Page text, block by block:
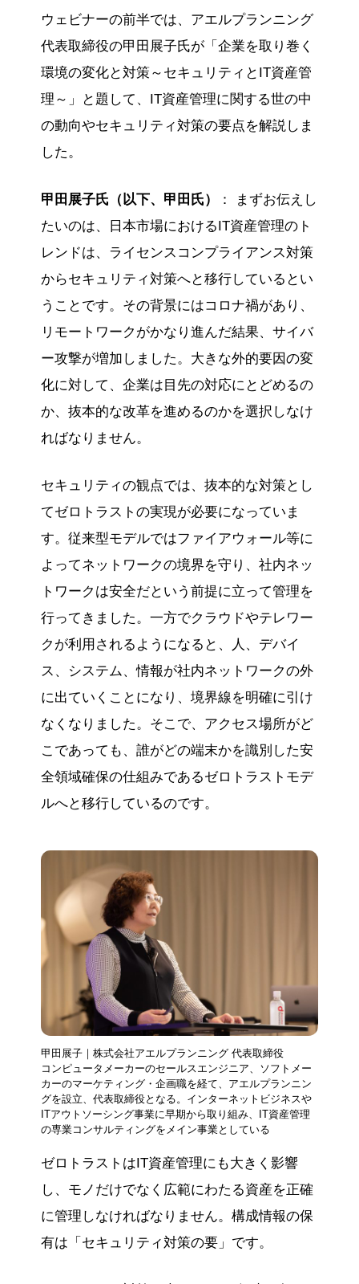
ウェビナーの前半では、アエルプランニング
代表取締役の甲田展子氏が「企業を取り巻く
環境の変化と対策～セキュリティとIT資産管
理～」と題して、IT資産管理に関する世の中
の動向やセキュリティ対策の要点を解説しま
した。
甲田展子氏（以下、甲田氏）
： まずお伝えし
たいのは、日本市場におけるIT資産管理のト
レンドは、ライセンスコンプライアンス対策
からセキュリティ対策へと移行しているとい
うことです。その背景にはコロナ禍があり、
リモートワークがかなり進んだ結果、サイバ
ー攻撃が増加しました。大きな外的要因の変
化に対して、企業は目先の対応にとどめるの
か、抜本的な改革を進めるのかを選択しなけ
ればなりません。
セキュリティの観点では、抜本的な対策とし
てゼロトラストの実現が必要になっていま
す。従来型モデルではファイアウォール等に
よってネットワークの境界を守り、社内ネッ
トワークは安全だという前提に立って管理を
行ってきました。一方でクラウドやテレワー
クが利用されるようになると、人、デバイ
ス、システム、情報が社内ネットワークの外
に出ていくことになり、境界線を明確に引け
なくなりました。そこで、アクセス場所がど
こであっても、誰がどの端末かを識別した安
全領域確保の仕組みであるゼロトラストモデ
ルへと移行しているのです。
甲田展子｜株式会社アエルプランニング 代表取締役
コンピュータメーカーのセールスエンジニア、ソフトメー
カーのマーケティング・企画職を経て、アエルプランニン
グを設立、代表取締役となる。インターネットビジネスや
ITアウトソーシング事業に早期から取り組み、IT資産管理
の専業コンサルティングをメイン事業としている
ゼロトラストはIT資産管理にも大きく影響
し、モノだけでなく広範にわたる資産を正確
に管理しなければなりません。構成情報の保
有は「セキュリティ対策の要」です。